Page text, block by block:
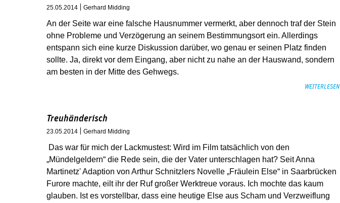
25.05.2014 Gerhard Midding
An der Seite war eine falsche Hausnummer vermerkt, aber dennoch traf der Stein
ohne Probleme und Verzögerung an seinem Bestimmungsort ein. Allerdings
entspann sich eine kurze Diskussion darüber, wo genau er seinen Platz finden
sollte. Ja, direkt vor dem Eingang, aber nicht zu nahe an der Hauswand, sondern
am besten in der Mitte des Gehwegs.
WEITERLESEN
Treuhänderisch
23.05.2014 Gerhard Midding
Das war für mich der Lackmustest: Wird im Film tatsächlich von den
„Mündelgeldern“ die Rede sein, die der Vater unterschlagen hat? Seit Anna
Martinetz' Adaption von Arthur Schnitzlers Novelle „Fräulein Else“ in Saarbrücken
Furore machte, eilt ihr der Ruf großer Werktreue voraus. Ich mochte das kaum
glauben. Ist es vorstellbar, dass eine heutige Else aus Scham und Verzweiflung